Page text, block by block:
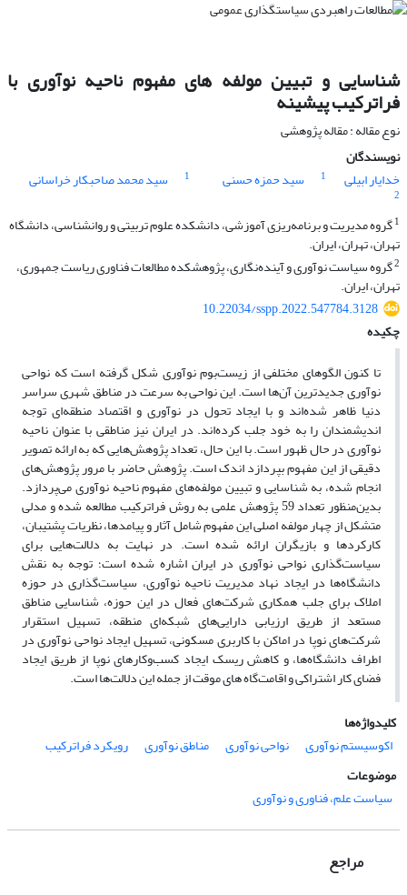
شناسایی و تبیین مولفه های مفهوم ناحیه نوآوری با
فرا‌ترکیب پیشینه
نوع مقاله : مقاله پژوهشی
نویسندگان
خدایار ابیلی
1 سید حمزه حسنی 1 سید محمد صاحبکار خراسانی
2
1گروه مدیریت و برنامه‌ریزی آموزشی، دانشکده علوم تربیتی و روانشناسی، دانشگاه
تهران، تهران، ایران.
2گروه سیاست نوآوری و آینده‌نگاری، پژوهشکده مطالعات فناوری ریاست جمهوری،
تهران، ایران.
10.22034/sspp.2022.547784.3128
چکیده
تا کنون الگو‌های مختلفی از زیست‌بوم‌ نوآوری شکل گرفته است که نواحی
نوآوری جدیدترین آن‌ها است. این نواحی به سرعت در مناطق شهری سراسر
دنیا ظاهر شده‌اند و با ایجاد تحول در نوآوری و اقتصاد منطقه‌ای توجه
اندیشمندان را به خود جلب کرده‌اند. در ایران نیز مناطقی با عنوان ناحیه
نوآوری در حال ظهور است. با این حال، تعداد پژوهش‌هایی که به ارائه تصویر
دقیقی از این مفهوم بپردازد اندک است. پژوهش حاضر با مرور پژوهش‌های
انجام شده، به شناسایی و تبیین مولفه‌های مفهوم ناحیه نوآوری می‌پردازد.
بدین‌منظور تعداد 59 پژوهش علمی به روش فرا‌ترکیب مطالعه شده و مدلی
متشکل از چهار مولفه‌ اصلی این مفهوم شامل آثار و پیامد‌ها، نظریات پشتیبان،
کارکردها و بازیگران ارائه شده است. در نهایت به دلالت‌هایی برای
سیاست‌گذاری نواحی نوآوری در ایران اشاره شده است؛ توجه به نقش
دانشگاه‌ها در ایجاد نهاد مدیریت ناحیه نوآوری، سیاست‌گذاری در حوزه
املاک برای جلب همکاری شرکت‌های فعال در این حوزه، شناسایی مناطق
مستعد از طریق ارزیابی دارایی‌های شبکه‌ای منطقه، تسهیل استقرار
شرکت‌های نوپا در اماکن با کاربری مسکونی، تسهیل ایجاد نواحی نوآوری در
اطراف دانشگاه‌ها، و کاهش ریسک ایجاد کسب‌وکار‌های نوپا از طریق ایجاد
فضای کار اشتراکی و اقامت‌گاه های موقت از جمله این دلالت‌ها است.
کلیدواژه‌ها
اکوسیستم نوآوری
نواحی نوآوری مناطق نوآوری
رویکرد فراترکیب
موضوعات
سیاست علم، فناوری و نوآوری
مراجع